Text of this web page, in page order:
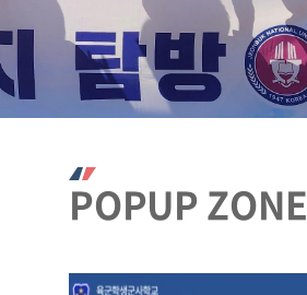
POPUP ZONE